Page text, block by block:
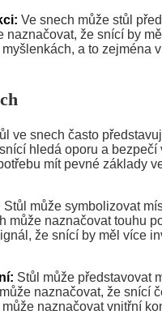
Ve snech může stůl
naznačovat, že snící by
a to zejména
ve snech často
hledá oporu a bezpečí
mít pevné základy
Stůl může symbolizovat
může naznačovat touhu
že snící by měl více
Stůl může představovat
naznačovat, že snící
naznačovat vnitřní